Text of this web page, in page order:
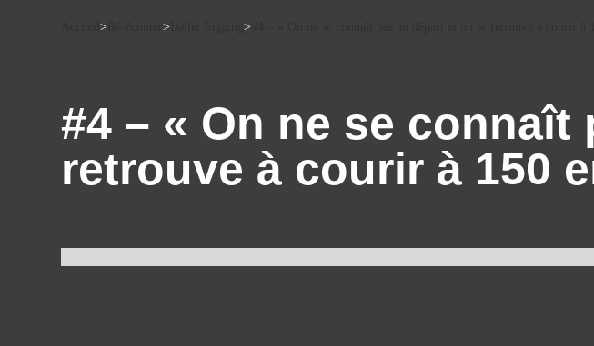
> > >
#4 – « On ne se
retrouve à courir à 150